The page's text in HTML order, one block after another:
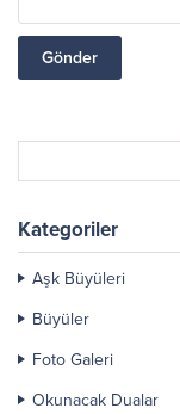
Kategoriler
Aşk Büyüleri
Büyüler
Foto Galeri
Okunacak Dualar